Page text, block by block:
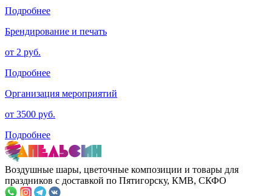
Подробнее
Брендирование и печать
от 2 руб.
Подробнее
Организация мероприятий
от 3500 руб.
Подробнее
Воздушные шары, цветочные композиции и товары для
праздников с доставкой по Пятигорску, КМВ, СКФО